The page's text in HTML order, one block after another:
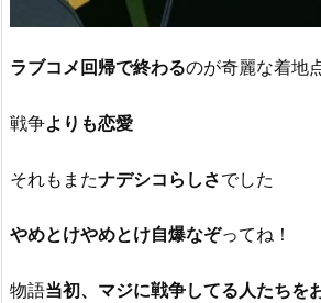
ラブコメ回帰で終わるのが奇麗な着地
戦争よりも恋愛
それもまたナデシコらしさでした
やめとけやめとけ自爆なぞってね！
物語当初、マジに戦争してる人たちを